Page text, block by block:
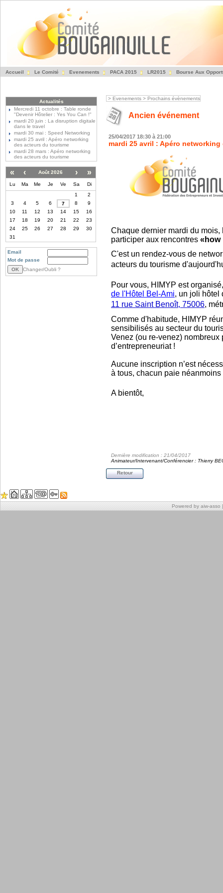
Accueil Le Comité Evenements PACA 2015 LR2015 Bourse Aux
Actualités
Mercredi 11 octobre : Table ronde
"Devenir Hôtelier : Yes You Can !"
mardi 20 juin : La disruption digitale
dans le travel
mardi 30 mai : Speed Networking
mardi 25 avril : Apéro networking
des acteurs du tourisme
mardi 28 mars : Apéro networking
des acteurs du tourisme
« ‹ Août 2026 › »
Lu Ma Me Je Ve Sa
Di
1
2
3
4 5 6 7 8
9
10
11 12 13 14 15
16
17
18 19 20 21 22
23
24
25 26 27 28 29
30
31
Email
Mot de passe
Changer/Oubli ?
> Evenements > Prochains évènements
Ancien événement
25/04/2017 18:30 à 21:00
mardi 25 avril : Apéro
Chaque dernier mardi du
participer aux rencontres «how
C'est un rendez-vous de
acteurs du tourisme
Pour vous, HIMYP est
de l'Hôtel Bel-Ami, un joli hôtel
11 rue Saint Benoît, 75006,
Comme d'habitude, HIMYP
sensibilisés au secteur du
Venez (ou re-venez)
d’entrepreneuriat !
Aucune inscription n’est
à tous, chacun paie
A bientôt,
Dernière modification : 21/04/2017
Animateur/Intervenant/Conférencier : Thierry
Retour
Powered by aiw-asso